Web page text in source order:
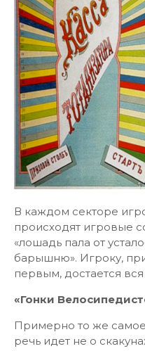
В каждом секторе
происходят игровые
«лошадь пала от
барышню». Игроку,
первым, достается
«Гонки
Примерно то же самое,
речь идет не о